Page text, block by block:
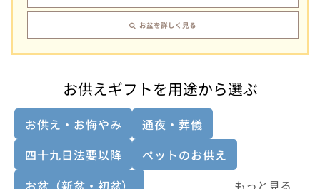
お盆を詳しく見る
お供えギフトを用途から選ぶ
お供え・お悔やみ
通夜・葬儀
四十九日法要以降
ペットのお供え
お盆（新盆・初盆）
もっと見る